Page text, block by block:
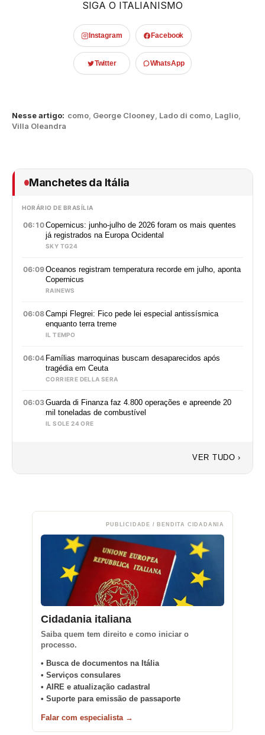
SIGA O ITALIANISMO
Instagram Facebook
Twitter WhatsApp
Nesse artigo: como, George Clooney, Lado di como, Laglio,
Villa Oleandra
Manchetes da Itália
HORÁRIO DE BRASÍLIA
06:10Copernicus: junho-julho de 2026 foram os mais quentes
já registrados na Europa Ocidental
SKY TG24
06:09Oceanos registram temperatura recorde em julho, aponta
Copernicus
RAINEWS
06:08Campi Flegrei: Fico pede lei especial antissísmica
enquanto terra treme
IL TEMPO
06:04 Famílias marroquinas buscam desaparecidos após
tragédia em Ceuta
CORRIERE DELLA SERA
06:03Guarda di Finanza faz 4.800 operações e apreende 20
mil toneladas de combustível
IL SOLE 24 ORE
VER TUDO ›
PUBLICIDADE / BENDITA CIDADANIA
Cidadania italiana
Saiba quem tem direito e como iniciar o
processo.
• Busca de documentos na Itália
• Serviços consulares
• AIRE e atualização cadastral
• Suporte para emissão de passaporte
Falar com especialista →